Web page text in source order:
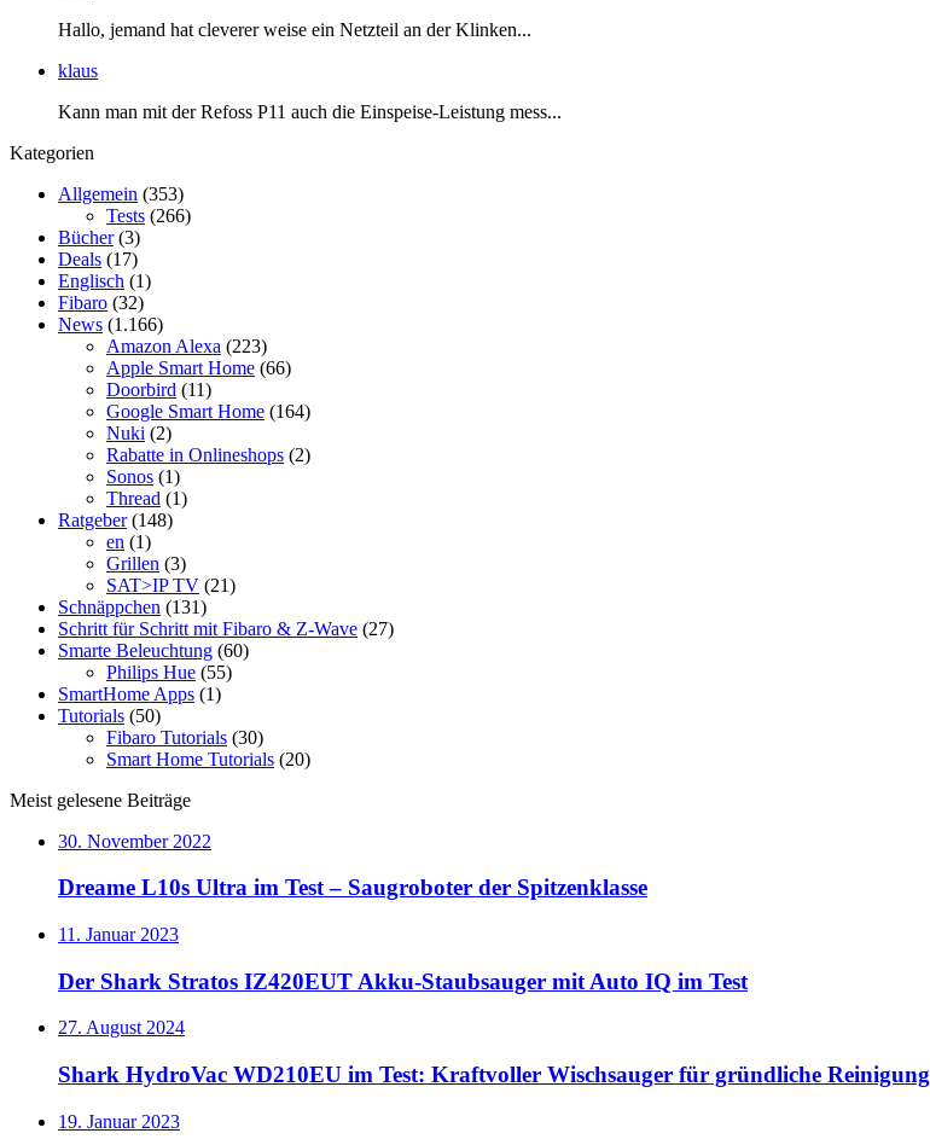
Hallo, jemand hat cleverer weise ein Netzteil an der Klinken...
klaus
Kann man mit der Refoss P11 auch die Einspeise-Leistung mess...
Kategorien
Allgemein (353)
Tests (266)
Bücher(3)
Deals (17)
Englisch (1)
Fibaro (32)
News (1.166)
Amazon Alexa (223)
Apple Smart Home (66)
Doorbird (11)
Google Smart Home (164)
Nuki (2)
Rabatte in Onlineshops (2)
Sonos (1)
Thread (1)
Ratgeber(148)
en (1)
Grillen (3)
SAT>IP TV (21)
Schnäppchen (131)
Schritt für Schritt mit Fibaro & Z-Wave (27)
Smarte Beleuchtung (60)
Philips Hue (55)
SmartHome Apps (1)
Tutorials (50)
Fibaro Tutorials (30)
Smart Home Tutorials (20)
Meist gelesene Beiträge
30. November 2022
Dreame L10s Ultra im Test – Saugroboter der Spitzenklasse
11. Januar 2023
Der Shark Stratos IZ420EUT Akku-Staubsauger mit Auto IQ im Test
27. August 2024
Shark HydroVac WD210EU im Test: Kraftvoller Wischsauger für gründliche Reinigung
19. Januar 2023